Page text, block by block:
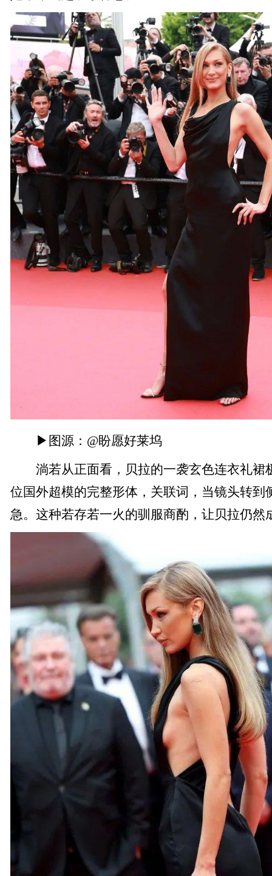
▶图源：@盼愿好莱坞
淌若从正面看，贝拉的一袭玄色连衣礼裙
位国外超模的完整形体，关联词，当镜头转到
急。这种若存若一火的驯服商酌，让贝拉仍然